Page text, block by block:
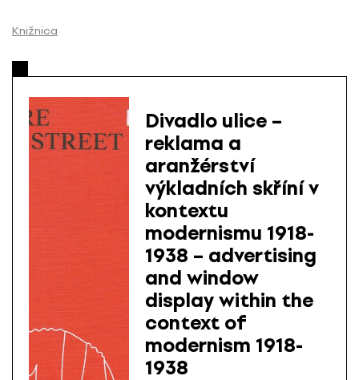
Knižnica
Divadlo ulice –
reklama a
aranžérství
výkladních skříní v
kontextu
modernismu 1918-
1938 – advertising
and window
display within the
context of
modernism 1918-
1938